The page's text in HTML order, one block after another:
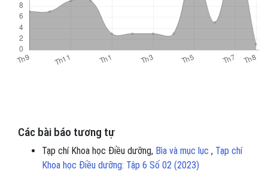
Các bài báo tương tự
Tạp chí Khoa học Điều dưỡng, Bìa và mục lục , Tạp chí
Khoa học Điều dưỡng: Tập 6 Số 02 (2023)